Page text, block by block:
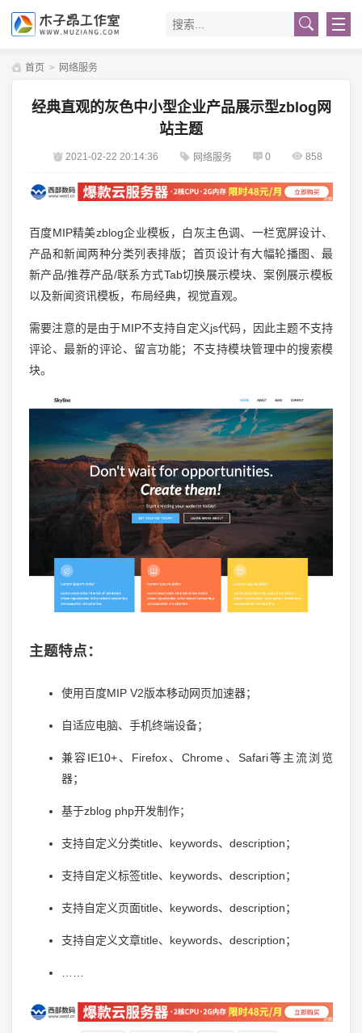
首页 > 网络服务
经典直观的灰色中小型企业产品展示型zblog网
站主题
2021-02-22 20:14:36 网络服务 0 858
百度MIP精美zblog企业模板，白灰主色调、一栏宽屏设计、
产品和新闻两种分类列表排版；首页设计有大幅轮播图、最
新产品/推荐产品/联系方式Tab切换展示模块、案例展示模板
以及新闻资讯模板，布局经典，视觉直观。
需要注意的是由于MIP不支持自定义js代码，因此主题不支持
评论、最新的评论、留言功能；不支持模块管理中的搜索模
块。
主题特点：
使用百度MIP V2版本移动网页加速器；
自适应电脑、手机终端设备；
兼容IE10+、Firefox、Chrome、Safari等主流浏览
器；
基于zblog php开发制作；
支持自定义分类title、keywords、description；
支持自定义标签title、keywords、description；
支持自定义页面title、keywords、description；
支持自定义文章title、keywords、description；
……